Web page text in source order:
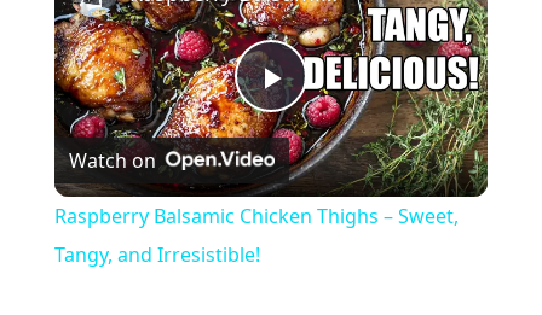
Play
Video
Watch on
Raspberry Balsamic Chicken Thighs – Sweet,
Tangy, and Irresistible!